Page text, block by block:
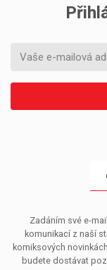
Zadáním své e-
komunikací z naší
komiksových
budete dostávat